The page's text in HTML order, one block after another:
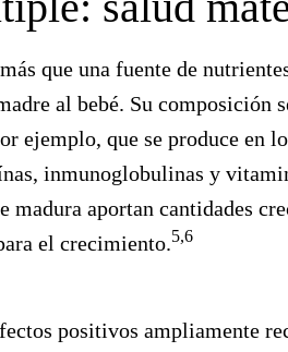
que una fuente de
al bebé. Su composición
ejemplo, que se produce en
inmunoglobulinas y
madura aportan cantidades
el crecimiento.5,6
positivos ampliamente